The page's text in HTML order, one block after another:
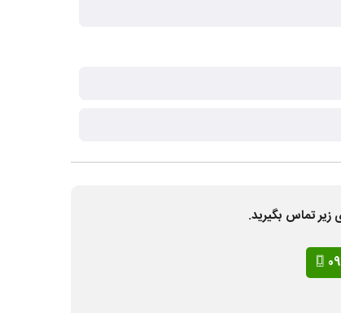
تماس بگیرید.